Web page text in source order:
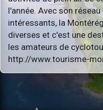
l'année. Avec son
intéressants, la
diverses et c'est une
les amateurs de
http://www.tourisme-